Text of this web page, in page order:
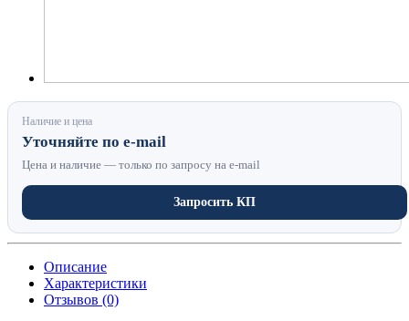
Наличие и цена
Уточняйте по e-mail
Цена и наличие — только по запросу на e-mail
Запросить КП
Описание
Характеристики
Отзывов (0)